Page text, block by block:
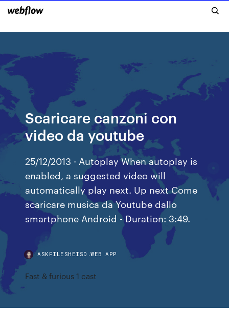
Scaricare canzoni con
video da youtube
25/12/2013 · Autoplay When autoplay is
enabled, a suggested video will
automatically play next. Up next Come
scaricare musica da Youtube dallo
smartphone Android - Duration: 3:49.
ASKFILESHEISD.WEB.APP
Fast & furious 1 cast